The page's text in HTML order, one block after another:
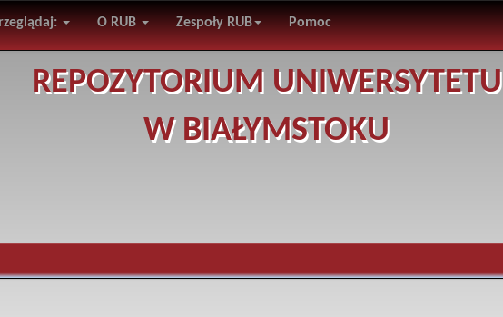
O RUB Zespoły RUB Pomoc
REPOZYTORIUM UNIWERSYTETU
W BIAŁYMSTOKU